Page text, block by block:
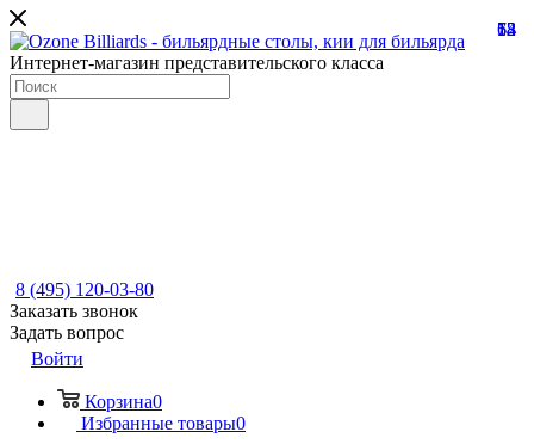
Интернет-магазин представительского класса
8 (495) 120-03-80
Заказать звонок
Задать вопрос
Войти
Корзина0
Избранные товары0
13
68
73
54
12